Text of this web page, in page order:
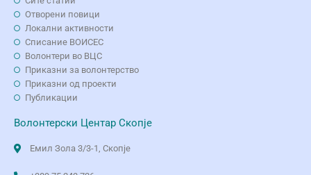
Отворени повици
Локални активности
Списание ВОИСЕС
Волонтери во ВЦС
Приказни за волонтерство
Приказни од проекти
Публикации
Волонтерски Центар Скопје
Емил Зола 3/3-1, Скопје